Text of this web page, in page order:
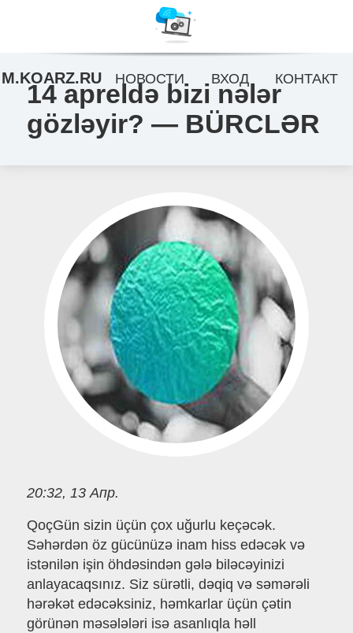
14 apreldə bizi nələr
gözləyir? — BÜRCLƏR
20:32, 13 Апр.
QoçGün sizin üçün çox uğurlu keçəcək.
Səhərdən öz gücünüzə inam hiss edəcək və
istənilən işin öhdəsindən gələ biləcəyinizi
anlayacaqsınız. Siz sürətli, dəqiq və səmərəli
hərəkət edəcəksiniz, həmkarlar üçün çətin
görünən məsələləri isə asanlıqla həll
M.KOARZ.RU НОВОСТИ ВХОД КОНТАКТ